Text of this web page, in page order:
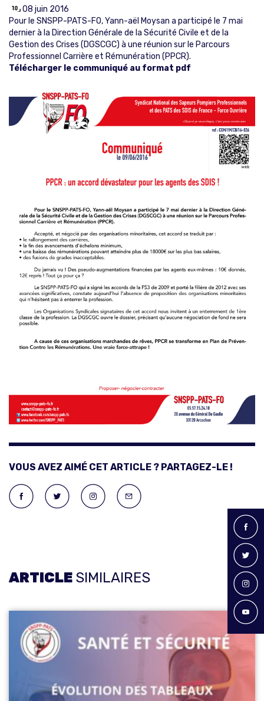
08 juin 2016
Pour le SNSPP-PATS-FO, Yann-aël Moysan a participé le 7 mai
dernier à la Direction Générale de la Sécurité Civile et de la
Gestion des Crises (DGSCGC) à une réunion sur le Parcours
Professionnel Carrière et Rémunération (PPCR).
Télécharger le communiqué au format pdf
VOUS AVEZ AIMÉ CET ARTICLE ? PARTAGEZ-LE !
ARTICLE SIMILAIRES